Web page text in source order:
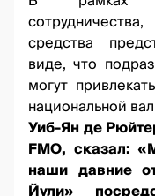
средства
виде, что
могут
национальной
Уиб-Ян де
FMO, сказал:
наши давние